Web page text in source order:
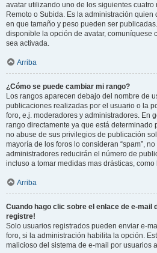
avatar utilizando uno de los siguientes cuatro
Remoto o Subida. Es la administración
en que tamaño y peso pueden ser
disponible la opción de avatar, comuníquese
sea activada.
Arriba
¿Cómo se puede cambiar mi rango?
Los rangos aparecen debajo del nombre de
publicaciones realizadas por el usuario o la
foro, e.j. moderadores y administradores. En
rango directamente ya que está determinado
no abuse de sus privilegios de publicación
mayoría de los foros lo consideran “spam”,
administradores reducirán el número de
incluso a tomar medidas mas drásticas,
Arriba
Cuando hago clic sobre el enlace de e-mail
registre!
Solo usuarios registrados pueden enviar e-
foro, si la administración habilita la opción.
malicioso del sistema de e-mail por usuarios